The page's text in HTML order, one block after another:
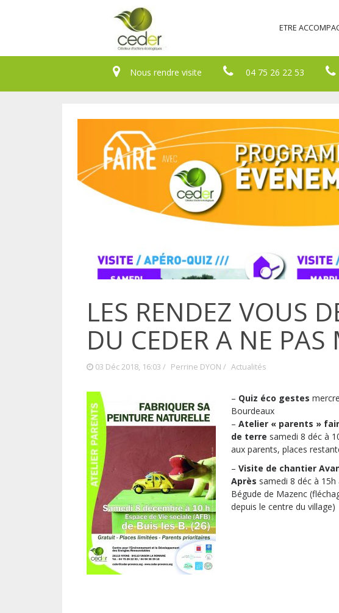
ETRE
Nous rendre visite 04 75 26 22 53
LES RENDEZ VOUS
DU CEDER A NE
03 Déc 2018, 16:03 / Perrine DYON / Actualités
– Quiz éco gestes
Bourdeaux
– Atelier « parents »
de terre samedi 8 déc à
aux parents, places
– Visite de chantier
Après samedi 8 déc à 15h
Bégude de Mazenc
depuis le centre du village)